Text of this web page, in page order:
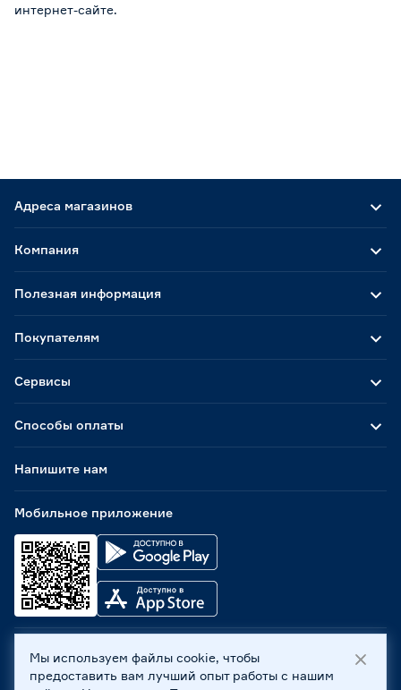
интернет-сайте.
Адреса магазинов
Способы оплаты
Мобильное приложение
Компания
Полезная информация
Покупателям
Сервисы
Напишите нам
ООО «Бауцентр Рус» 2004 -2026, 236029, г. Калининград,
ул. А.Невского, 205. ИНН 7702596813, КПП 390601001 ©
Мы используем файлы cookie, чтобы
предоставить вам лучший опыт работы с нашим